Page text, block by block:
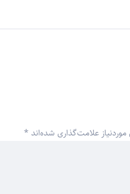
علامت‌گذاری شده‌اند *